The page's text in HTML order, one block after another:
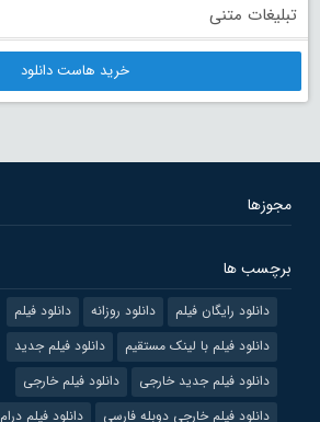
تبلیغات متنی
خرید هاست دانلود
مجوزها
برچسب ها
دانلود رایگان فیلم دانلود روزانه
دانلود فیلم
دانلود فیلم با لینک مستقیم
دانلود فیلم جدید
دانلود فیلم جدید خارجی
دانلود فیلم خارجی
دانلود فیلم خارجی دوبله فارسی
دانلود فیلم درام